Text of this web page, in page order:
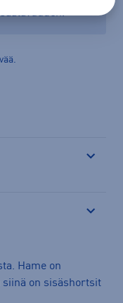
Hame on
siinä on sisäshortsit